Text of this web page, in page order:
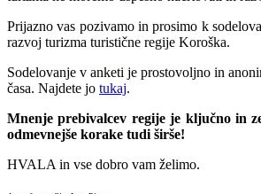
Prijazno vas pozivamo in prosimo k
razvoj turizma turistične regije Koroška.
Sodelovanje v anketi je prostovoljno in
časa. Najdete jo tukaj.
Mnenje prebivalcev regije je ključno in
odmevnejše korake tudi širše!
HVALA in vse dobro vam želimo.